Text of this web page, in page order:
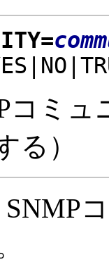
コミュ
る）